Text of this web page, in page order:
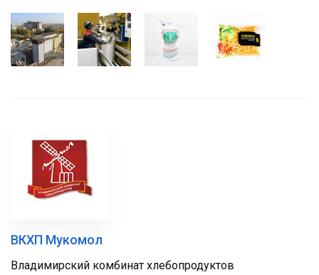
ВКХП Мукомол
Владимирский комбинат хлебопродуктов